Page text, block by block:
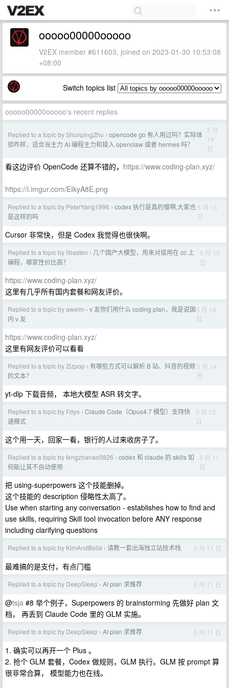
ooooo00000ooooo
V2EX member #611603, joined on 2023-01-30 10:53:08
+08:00
Switch topics list
ooooo00000ooooo's recent replies
Replied to a topic by ShunpingZhu › opencode go 有人用过吗？实际体
验咋样，适合当主力 AI 编程主力和接入 openclaw 或者 hermes 吗？
5 月
19
日
看这边评价 OpenCode 还算不错的， https://www.coding-plan.xyz/
https://i.imgur.com/EIkyA8E.png
Replied to a topic by PeterYang1996 › codex 执行是真的慢啊,大家也
是这样的吗
5 月 15
日
Cursor 非常快，但是 Codex 我觉得也很快啊。
Replied to a topic by libasten › 几个国产大模型，用来对接用在 cc 上
编程，哪家性价比高？
5 月 15
日
https://www.coding-plan.xyz/
这里有几乎所有国内套餐和网友评价。
Replied to a topic by aweim › v 友你们用什么 coding plan，我是说国
内 v 友
5 月 14
日
https://www.coding-plan.xyz/
这里有网友评价可以看看
Replied to a topic by Zizpop › 有哪些方式可以解析 B 站、抖音的视频
的文本？
5 月 14
日
yt-dlp 下载音频， 本地大模型 ASR 转文字。
Replied to a topic by Fdyo › Claude Code（Opus4.7 模型）支持快
速模式
5 月 13
日
这个用一天，回家一看，银行的人过来收房子了。
Replied to a topic by fengzhanao0826 › codex 和 claude 的 skills 如
何能让其不自动使用
5 月 11
日
把 using-superpowers 这个技能删掉。
这个技能的 description 侵略性太高了。
Use when starting any conversation - establishes how to find and
use skills, requiring Skill tool invocation before ANY response
including clarifying questions
Replied to a topic by KimAndBella › 请教一套出海独立站技术栈 5 月 11 日
最难搞的是支付，有点门槛
Replied to a topic by DeepSIeep › AI plan 求推荐 5 月 11 日
@tsja #8 举个例子，Superpowers 的 brainstorming 先做好 plan 文
档， 再丢到 Claude Code 里的 GLM 实施。
Replied to a topic by DeepSIeep › AI plan 求推荐 5 月 11 日
1. 确实可以再开一个 Plus 。
2. 抢个 GLM 套餐，Codex 做规则，GLM 执行。GLM 按 prompt 算
很非常合算， 模型能力也在线。